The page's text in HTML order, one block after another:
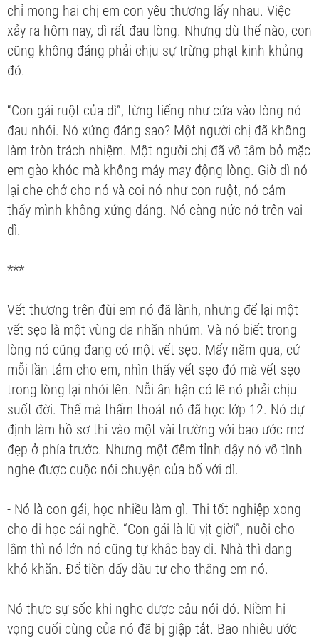
chỉ mong hai chị em con yêu thương lấy nhau. Việc
xảy ra hôm nay, dì rất đau lòng. Nhưng dù thế nào, con
cũng không đáng phải chịu sự trừng phạt kinh khủng
đó.
“Con gái ruột của dì”, từng tiếng như cứa vào lòng nó
đau nhói. Nó xứng đáng sao? Một người chị đã không
làm tròn trách nhiệm. Một người chị đã vô tâm bỏ mặc
em gào khóc mà không mảy may động lòng. Giờ dì nó
lại che chở cho nó và coi nó như con ruột, nó cảm
thấy mình không xứng đáng. Nó càng nức nở trên vai
dì.
***
Vết thương trên đùi em nó đã lành, nhưng để lại một
vết sẹo là một vùng da nhăn nhúm. Và nó biết trong
lòng nó cũng đang có một vết sẹo. Mấy năm qua, cứ
mỗi lần tắm cho em, nhìn thấy vết sẹo đó mà vết sẹo
trong lòng lại nhói lên. Nỗi ân hận có lẽ nó phải chịu
suốt đời. Thế mà thấm thoát nó đã học lớp 12. Nó dự
định làm hồ sơ thi vào một vài trường với bao ước mơ
đẹp ở phía trước. Nhưng một đêm tỉnh dậy nó vô tình
nghe được cuộc nói chuyện của bố với dì.
- Nó là con gái, học nhiều làm gì. Thi tốt nghiệp xong
cho đi học cái nghề. “Con gái là lũ vịt giời”, nuôi cho
lắm thì nó lớn nó cũng tự khắc bay đi. Nhà thì đang
khó khăn. Để tiền đấy đầu tư cho thằng em nó.
Nó thực sự sốc khi nghe được câu nói đó. Niềm hi
vọng cuối cùng của nó đã bị giập tắt. Bao nhiêu ước